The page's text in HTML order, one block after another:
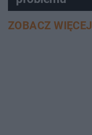
ZOBACZ WIĘCEJ